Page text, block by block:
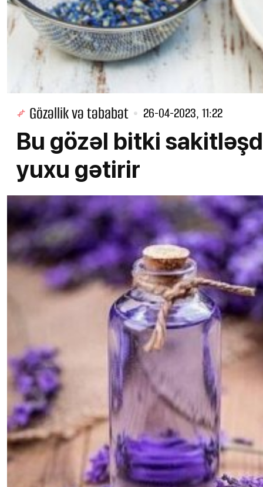
Gözəllik və təbabət 26-04-2023, 11:22
Bu gözəl bitki
yuxu gətirir